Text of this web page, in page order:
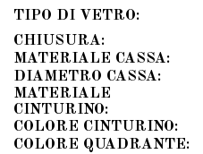
TIPO DI VETRO:
CHIUSURA:
MATERIALE CASSA:
DIAMETRO CASSA:
MATERIALE
CINTURINO:
COLORE CINTURINO:
COLORE QUADRANTE: